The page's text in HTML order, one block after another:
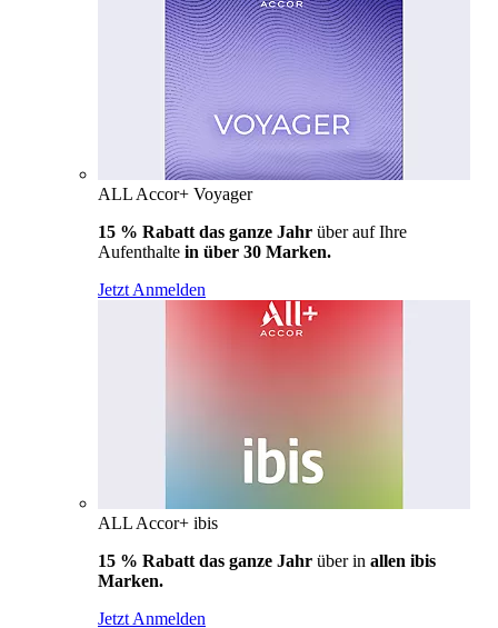
ALL Accor+ Voyager
15 % Rabatt das ganze Jahr über auf Ihre
Aufenthalte in über 30 Marken.
Jetzt Anmelden
ALL Accor+ ibis
15 % Rabatt das ganze Jahr über in allen ibis
Marken.
Jetzt Anmelden